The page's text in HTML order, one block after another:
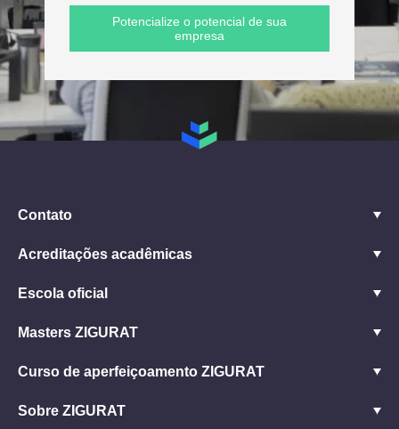
Potencialize o potencial de sua
empresa
Contato
Acreditações acadêmicas
Escola oficial
Masters ZIGURAT
Curso de aperfeiçoamento ZIGURAT
Sobre ZIGURAT